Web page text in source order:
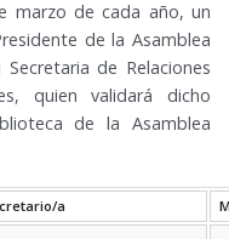
marzo de cada año, un
de la Asamblea
de Relaciones
quien validará dicho
de la Asamblea
a